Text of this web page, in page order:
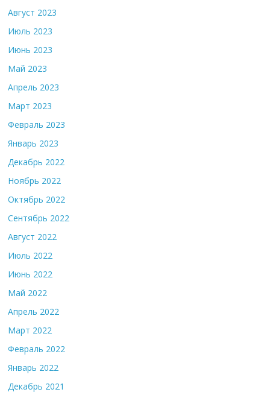
Август 2023
Июль 2023
Июнь 2023
Май 2023
Апрель 2023
Март 2023
Февраль 2023
Январь 2023
Декабрь 2022
Ноябрь 2022
Октябрь 2022
Сентябрь 2022
Август 2022
Июль 2022
Июнь 2022
Май 2022
Апрель 2022
Март 2022
Февраль 2022
Январь 2022
Декабрь 2021